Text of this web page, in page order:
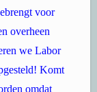
voor
overheen
we Labor
Komt
omdat